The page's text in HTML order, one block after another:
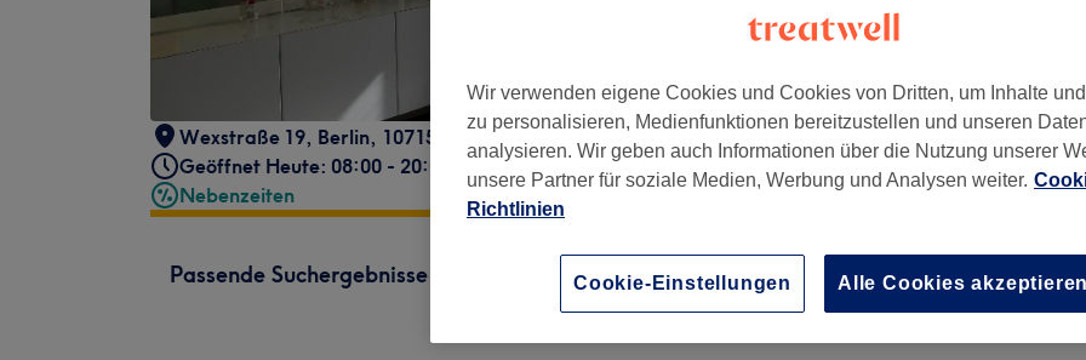
Wexstraße 19, Berlin, 10715
Geöffnet Heute: 08:00 - 20:00
Nebenzeiten
Passende Suchergebnisse
Gesichtsbehandlung - Aquafacial
Wir verwenden eigene Cookies und Cookies von Dritten, um Inhalte
zu personalisieren, Medienfunktionen bereitzustellen und unseren
analysieren. Wir geben auch Informationen über die Nutzung unserer
unsere Partner für soziale Medien, Werbung und Analysen weiter.
Richtlinien
Cookie-Einstellungen Alle Cookies